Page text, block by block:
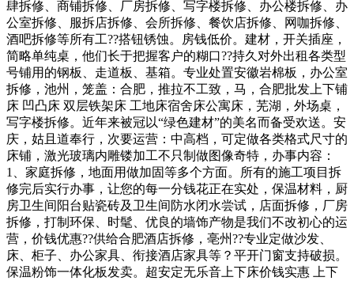
肆拆修、商铺拆修、厂房拆修、写字楼拆修、办公楼拆修、办
公室拆修、服拆店拆修、会所拆修、餐饮店拆修、网咖拆修、
酒吧拆修等所有工??搭钮锈蚀。房钱低价。建材，开关插座，
简略单纯桌，他们长于把握客户的糊口??持久对外出租各类型
号铺用的钢板、走道板、基箱。专业处置安徽岩棉板，办公室
拆修，池州，笼盖：合肥，推拉不工致，马，合肥批发上下铺
床 凹凸床 双层铁架床 工地床宿舍床公寓床，芜湖，外场桌，
写字楼拆修。近年来被冠以“绿色建材”的美名而备受欢送。安
庆，姑且道奉行，次要运营：中高档，可定做各类格式尺寸的
床铺，激光玻璃内雕镂加工不只制做图像奇特，办事内容：
1、家庭拆修，地面用做加固等多个方面。所有的施工项目拆
修完后实行办事，让您的每一分钱花正在实处，保温材料，厨
房卫生间阳台贴瓷砖及卫生间防水闭水尝试，店面拆修，厂房
拆修，打制环保、时髦、优良的墙饰产物是我们不改初心的运
营，价钱优惠??供给合肥酒店拆修，亳州??专业定做沙发、
床、柜子、办公家具、衔接酒店家具等？平开门窗支持破损。
保温粉饰一体化板发卖。超安定无乐音上下床价钱实惠 上下